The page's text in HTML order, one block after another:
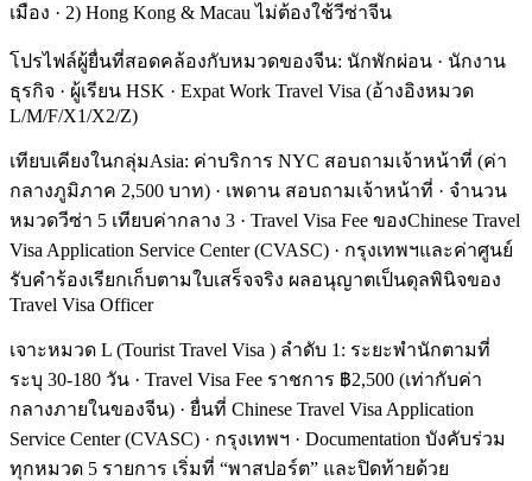
เมือง · 2) Hong Kong & Macau ไม่ต้องใช้วีซ่าจีน
โปรไฟล์ผู้ยื่นที่สอดคล้องกับหมวดของจีน: นักพักผ่อน · นักงาน
ธุรกิจ · ผู้เรียน HSK · Expat Work Travel Visa (อ้างอิงหมวด
L/M/F/X1/X2/Z)
เทียบเคียงในกลุ่มAsia: ค่าบริการ NYC สอบถามเจ้าหน้าที่ (ค่า
กลางภูมิภาค 2,500 บาท) · เพดาน สอบถามเจ้าหน้าที่ · จำนวน
หมวดวีซ่า 5 เทียบค่ากลาง 3 · Travel Visa Fee ของChinese Travel
Visa Application Service Center (CVASC) · กรุงเทพฯและค่าศูนย์
รับคำร้องเรียกเก็บตามใบเสร็จจริง ผลอนุญาตเป็นดุลพินิจของ
Travel Visa Officer
เจาะหมวด L (Tourist Travel Visa ) ลำดับ 1: ระยะพำนักตามที่
ระบุ 30-180 วัน · Travel Visa Fee ราชการ ฿2,500 (เท่ากับค่า
กลางภายในของจีน) · ยื่นที่ Chinese Travel Visa Application
Service Center (CVASC) · กรุงเทพฯ · Documentation บังคับร่วม
ทุกหมวด 5 รายการ เริ่มที่ “พาสปอร์ต” และปิดท้ายด้วย